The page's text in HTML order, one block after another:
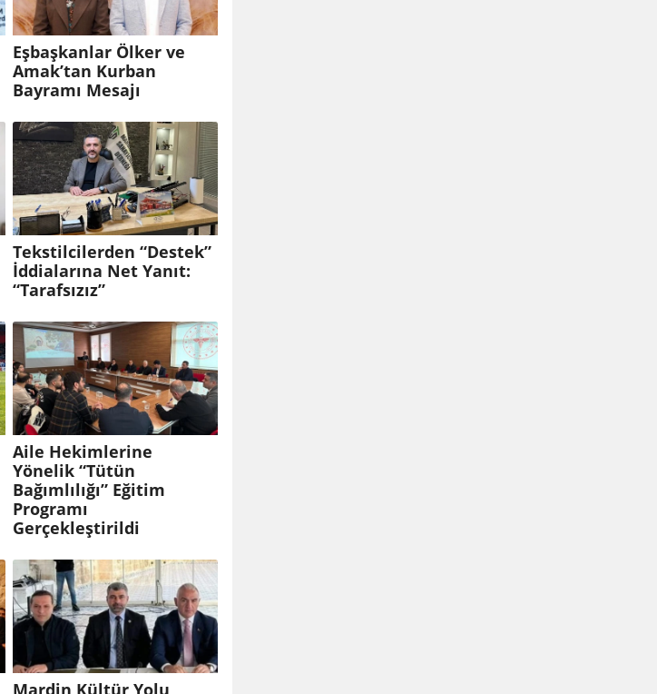
Eşbaşkanlar Ölker ve
Amak’tan Kurban
Bayramı Mesajı
Tekstilcilerden “Destek”
İddialarına Net Yanıt:
“Tarafsızız”
Aile Hekimlerine
Yönelik “Tütün
Bağımlılığı” Eğitim
Programı
Gerçekleştirildi
Mardin Kültür Yolu